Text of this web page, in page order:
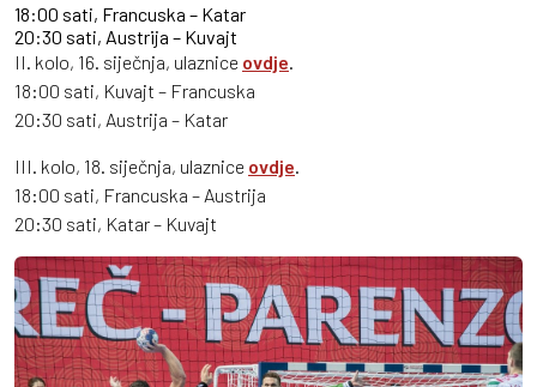
18:00 sati, Francuska – Katar
20:30 sati, Austrija – Kuvajt
II. kolo, 16. siječnja, ulaznice ovdje.
18:00 sati, Kuvajt – Francuska
20:30 sati, Austrija – Katar
III. kolo, 18. siječnja, ulaznice ovdje.
18:00 sati, Francuska – Austrija
20:30 sati, Katar – Kuvajt